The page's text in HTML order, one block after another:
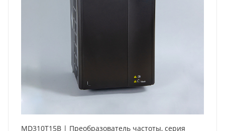
MD310T15B | Преобразователь частоты, серия